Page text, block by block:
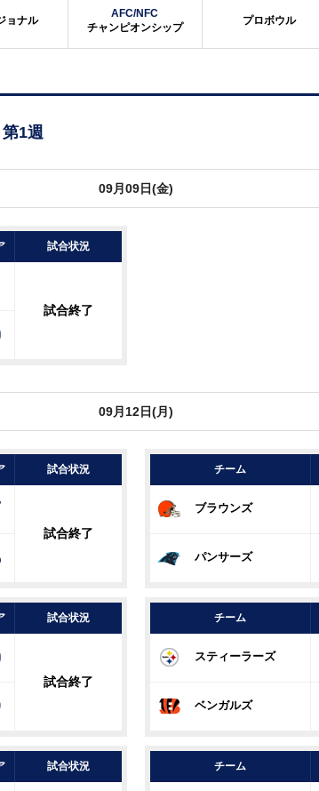
ョナル
AFC/NFC
チャンピオンシップ
プロボウル
1週
09月09日(金)
試合状況
試合終了
09月12日(月)
試合状況
試合終了
チーム
ブラウンズ
パンサーズ
試合状況
試合終了
チーム
スティーラーズ
ベンガルズ
試合状況 チーム